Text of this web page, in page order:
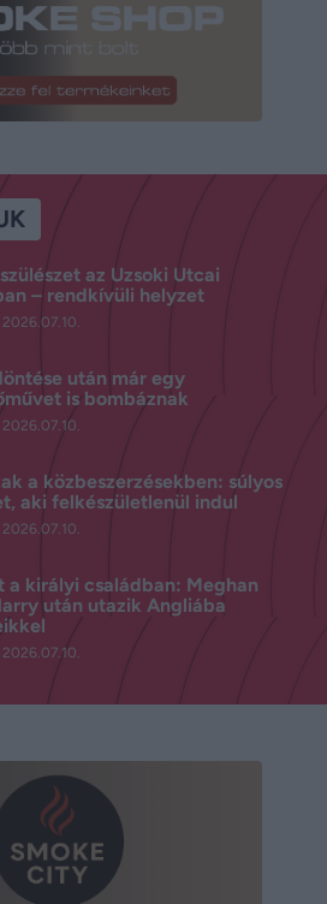
az Uzsoki Utcai
– rendkívüli helyzet
2026.07.10.
után már egy
is bombáznak
2026.07.10.
a közbeszerzésekben: súlyos
aki felkészületlenül indul
2026.07.10.
a királyi családban: Meghan
után utazik Angliába
2026.07.10.